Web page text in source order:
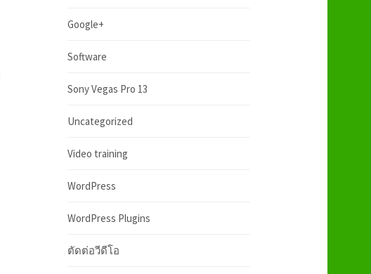
Google+
Software
Sony Vegas Pro 13
Uncategorized
Video training
WordPress
WordPress Plugins
ตัดต่อวีดีโอ